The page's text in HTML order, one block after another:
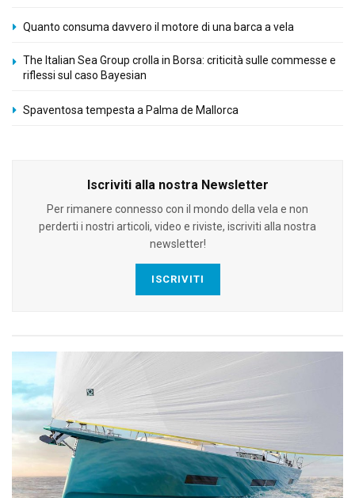
Quanto consuma davvero il motore di una barca a vela
The Italian Sea Group crolla in Borsa: criticità sulle commesse e
riflessi sul caso Bayesian
Spaventosa tempesta a Palma de Mallorca
Iscriviti alla nostra Newsletter
Per rimanere connesso con il mondo della vela e non
perderti i nostri articoli, video e riviste, iscriviti alla nostra
newsletter!
ISCRIVITI